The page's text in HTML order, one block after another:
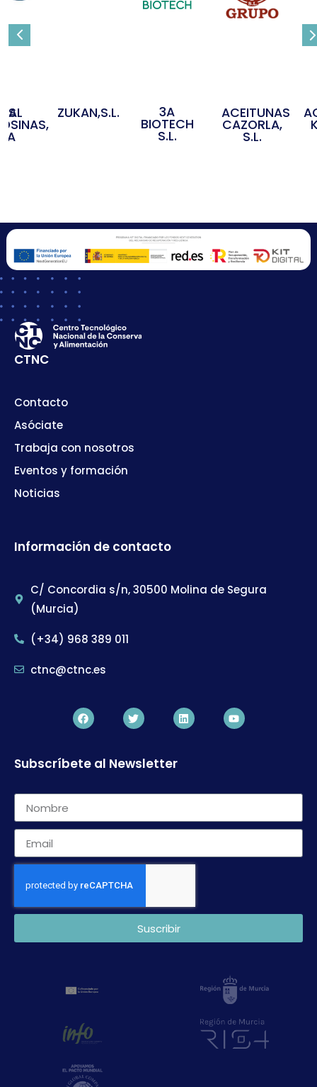
ZUKAN,S.L. 3A
BIOTECH
S.L.
ACEITUNAS
CAZORLA,
S.L.
CTNC
Contacto
Asóciate
Trabaja con nosotros
Eventos y formación
Noticias
Información de contacto
C/ Concordia s/n, 30500 Molina de Segura
(Murcia)
(+34) 968 389 011
ctnc@ctnc.es
Subscríbete al Newsletter
Suscribir